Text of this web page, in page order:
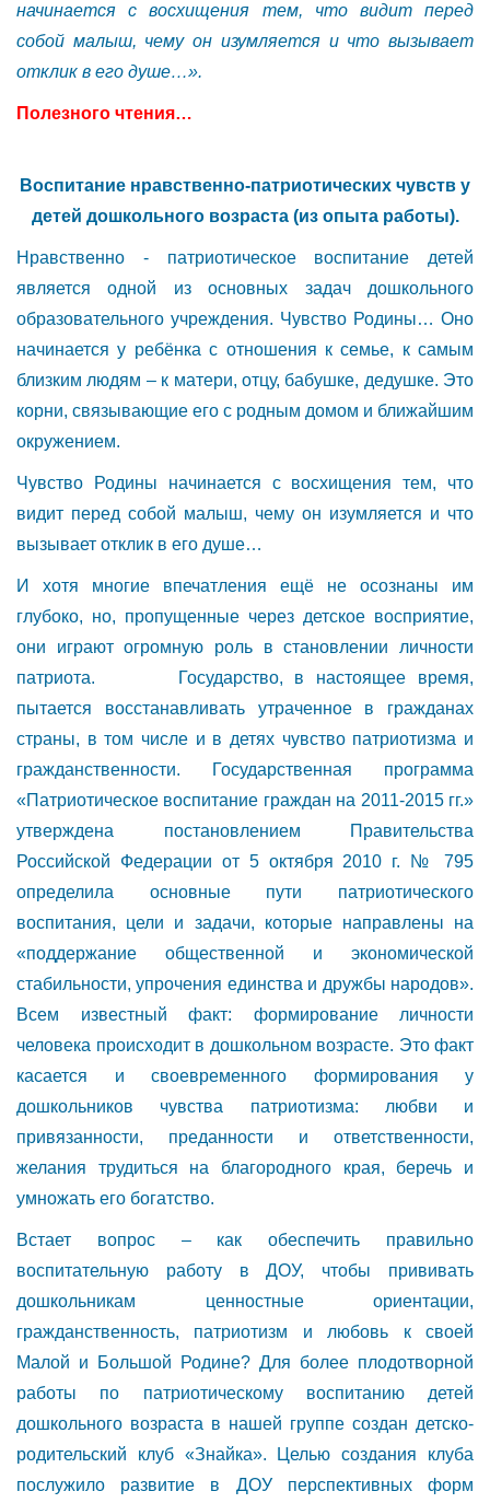
начинается с восхищения тем, что видит перед
собой малыш, чему он изумляется и что вызывает
отклик в его душе…».
Полезного чтения…
Воспитание нравственно-патриотических чувств у
детей дошкольного возраста (из опыта работы).
Нравственно - патриотическое воспитание детей
является одной из основных задач дошкольного
образовательного учреждения. Чувство Родины… Оно
начинается у ребёнка с отношения к семье, к самым
близким людям – к матери, отцу, бабушке, дедушке. Это
корни, связывающие его с родным домом и ближайшим
окружением.
Чувство Родины начинается с восхищения тем, что
видит перед собой малыш, чему он изумляется и что
вызывает отклик в его душе…
И хотя многие впечатления ещё не осознаны им
глубоко, но, пропущенные через детское восприятие,
они играют огромную роль в становлении личности
патриота. Государство, в настоящее время,
пытается восстанавливать утраченное в гражданах
страны, в том числе и в детях чувство патриотизма и
гражданственности. Государственная программа
«Патриотическое воспитание граждан на 2011-2015 гг.»
утверждена постановлением Правительства
Российской Федерации от 5 октября 2010 г. № 795
определила основные пути патриотического
воспитания, цели и задачи, которые направлены на
«поддержание общественной и экономической
стабильности, упрочения единства и дружбы народов».
Всем известный факт: формирование личности
человека происходит в дошкольном возрасте. Это факт
касается и своевременного формирования у
дошкольников чувства патриотизма: любви и
привязанности, преданности и ответственности,
желания трудиться на благородного края, беречь и
умножать его богатство.
Встает вопрос – как обеспечить правильно
воспитательную работу в ДОУ, чтобы прививать
дошкольникам ценностные ориентации,
гражданственность, патриотизм и любовь к своей
Малой и Большой Родине? Для более плодотворной
работы по патриотическому воспитанию детей
дошкольного возраста в нашей группе создан детско-
родительский клуб «Знайка». Целью создания клуба
послужило развитие в ДОУ перспективных форм